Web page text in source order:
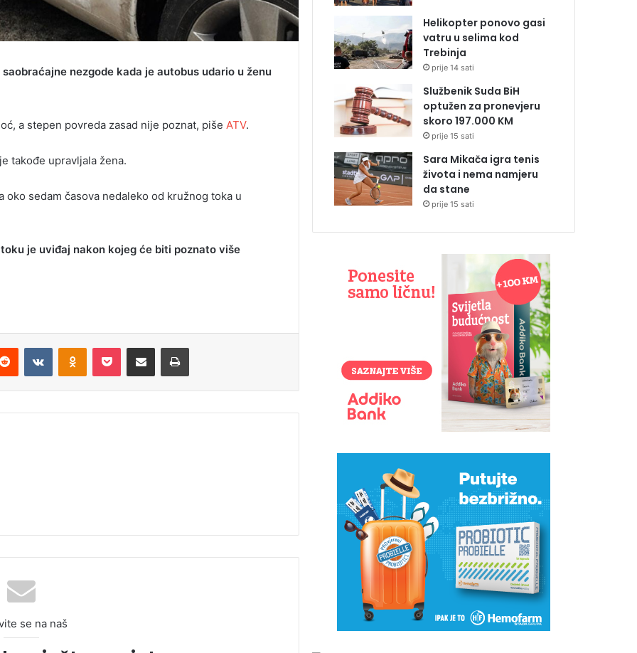
nezgode kada je autobus udario u ženu
a stepen povreda zasad nije poznat, piše ATV.
takođe upravljala žena.
oko sedam časova nedaleko od kružnog toka u
je uviđaj nakon kojeg će biti poznato više
se na naš
Helikopter ponovo gasi
vatru u selima kod
Trebinja
prije 14 sati
Službenik Suda BiH
optužen za pronevjeru
skoro 197.000 KM
prije 15 sati
Sara Mikača igra tenis
života i nema namjeru
da stane
prije 15 sati